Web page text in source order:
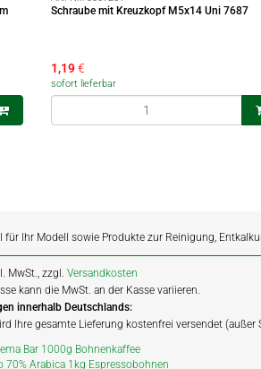
Schraube mit Kreuzkopf M5x14 Uni 7687
1,19€
sofort lieferbar
Ihr Modell sowie Produkte zur Reinigung,
MwSt., zzgl.Versandkosten
kann die MwSt. an der Kasse variieren.
innerhalb Deutschlands:
Ihre gesamte Lieferung kostenfrei versendet (außer
Bar 1000g Bohnenkaffee
70% Arabica 1kg Espressobohnen